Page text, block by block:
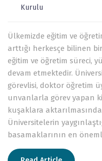
Kurulu
Ülkemizde eğitim ve
arttığı herkesçe bilinen
eğitim ve öğretim süreci,
devam etmektedir.
görevlisi, doktor öğretim
unvanlarla görev yapan
kuşaklara
Üniversitelerin
basamaklarının en